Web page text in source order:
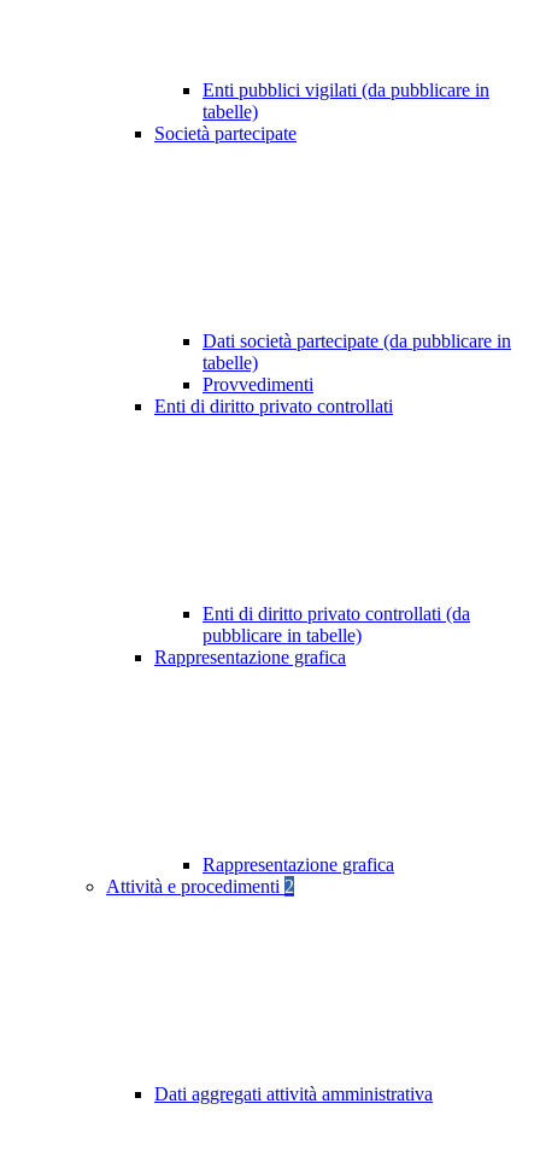
Enti pubblici vigilati (da pubblicare in
tabelle)
Società partecipate
Dati società partecipate (da pubblicare in
tabelle)
Provvedimenti
Enti di diritto privato controllati
Enti di diritto privato controllati (da
pubblicare in tabelle)
Rappresentazione grafica
Rappresentazione grafica
Attività e procedimenti 2
Dati aggregati attività amministrativa